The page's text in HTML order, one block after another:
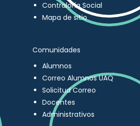
Contraloría Social
Mapa de sitio
Comunidades
Alumnos
Correo Alumnos UAQ
Solicitud Correo
Docentes
Administrativos